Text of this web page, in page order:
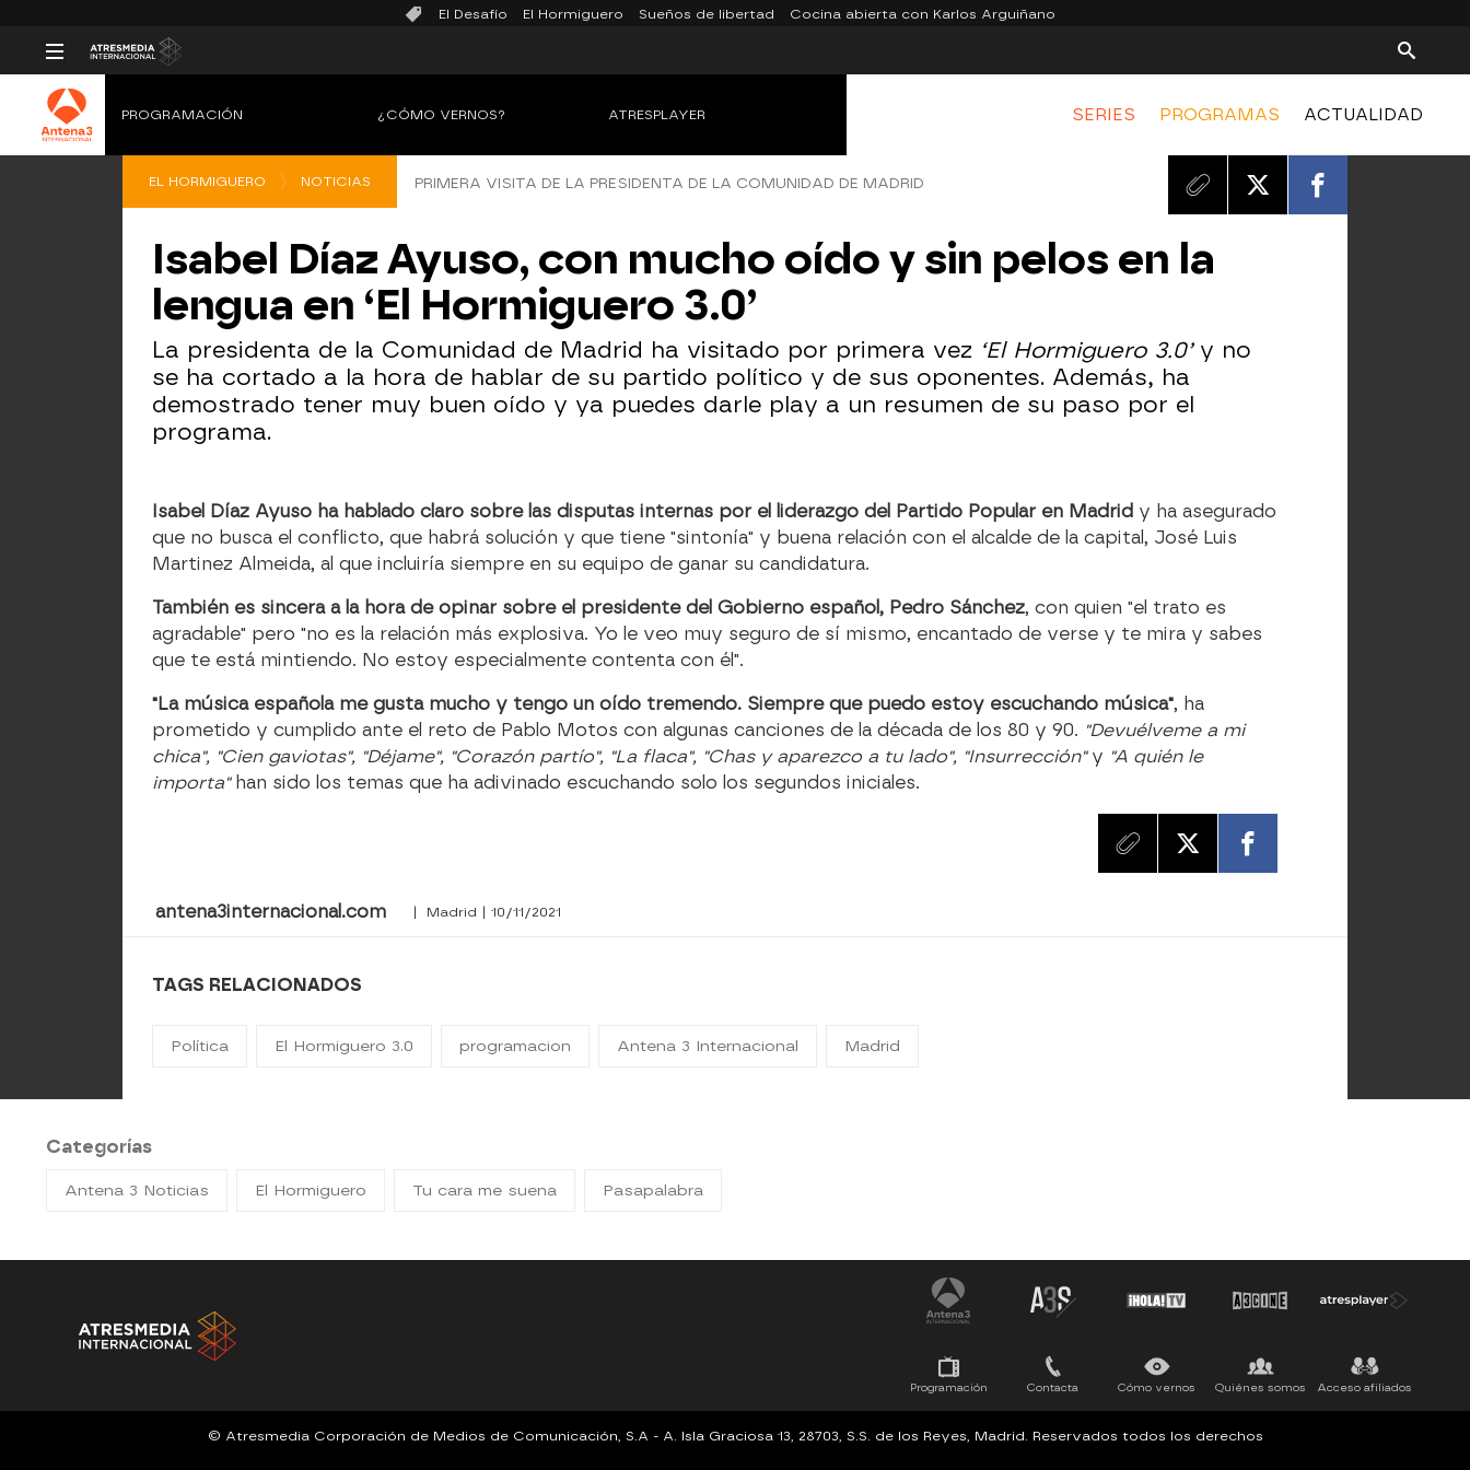
El Desafío El Hormiguero Sueños de libertad Cocina abierta con Karlos Arguiñano
SERIES PROGRAMAS ACTUALIDAD
PROGRAMACIÓN ¿CÓMO VERNOS? ATRESPLAYER
EL HORMIGUERO NOTICIAS PRIMERA VISITA DE LA PRESIDENTA DE LA COMUNIDAD DE MADRID
Isabel Díaz Ayuso, con mucho oído y sin pelos en la
lengua en ‘El Hormiguero 3.0’
La presidenta de la Comunidad de Madrid ha visitado por primera vez ‘El Hormiguero 3.0’ y no
se ha cortado a la hora de hablar de su partido político y de sus oponentes. Además, ha
demostrado tener muy buen oído y ya puedes darle play a un resumen de su paso por el
programa.
Isabel Díaz Ayuso ha hablado claro sobre las disputas internas por el liderazgo del Partido Popular en Madrid y ha asegurado
que no busca el conflicto, que habrá solución y que tiene "sintonía" y buena relación con el alcalde de la capital, José Luis
Martinez Almeida, al que incluiría siempre en su equipo de ganar su candidatura.
También es sincera a la hora de opinar sobre el presidente del Gobierno español, Pedro Sánchez, con quien "el trato es
agradable" pero "no es la relación más explosiva. Yo le veo muy seguro de sí mismo, encantado de verse y te mira y sabes
que te está mintiendo. No estoy especialmente contenta con él".
"La música española me gusta mucho y tengo un oído tremendo. Siempre que puedo estoy escuchando música", ha
prometido y cumplido ante el reto de Pablo Motos con algunas canciones de la década de los 80 y 90. "Devuélveme a mi
chica", "Cien gaviotas", "Déjame", "Corazón partío", "La flaca", "Chas y aparezco a tu lado", "Insurrección"y "A quién le
importa" han sido los temas que ha adivinado escuchando solo los segundos iniciales.
antena3internacional.com | Madrid | 10/11/2021
TAGS RELACIONADOS
Política El Hormiguero 3.0 programacion Antena 3 Internacional Madrid
Categorías
Antena 3 Noticias El Hormiguero Tu cara me suena Pasapalabra
Programación Contacta Cómo vernos Quiénes somos Acceso afiliados
© Atresmedia Corporación de Medios de Comunicación, S.A - A. Isla Graciosa 13, 28703, S.S. de los Reyes, Madrid. Reservados todos los derechos